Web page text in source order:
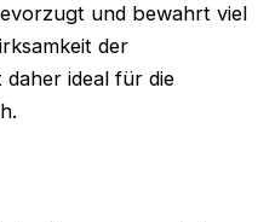
und bewahrt viel
der
ideal für die